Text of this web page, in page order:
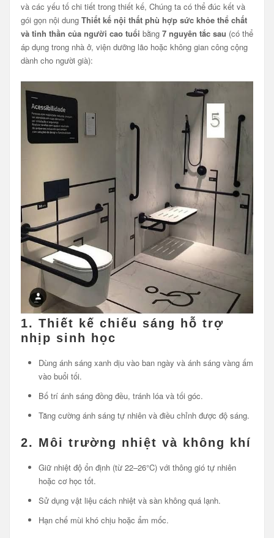
và các yếu tố chi tiết trong thiết kế, Chúng ta có thể đúc kết và
gói gọn nội dungThiết kế nội thất phù hợp sức khỏe thể chất
và tinh thần của người cao tuổi bằng 7 nguyên tắc sau (có thể
áp dụng trong nhà ở, viện dưỡng lão hoặc không gian công cộng
dành cho người già):
1. Thiết kế chiếu sáng hỗ trợ
nhịp sinh học
Dùng ánh sáng xanh dịu vào ban ngày và ánh sáng vàng ấm
vào buổi tối.
Bố trí ánh sáng đồng đều, tránh lóa và tối góc.
Tăng cường ánh sáng tự nhiên và điều chỉnh được độ sáng.
2. Môi trường nhiệt và không khí
Giữ nhiệt độ ổn định (từ 22–26°C) với thông gió tự nhiên
hoặc cơ học tốt.
Sử dụng vật liệu cách nhiệt và sàn không quá lạnh.
Hạn chế mùi khó chịu hoặc ẩm mốc.